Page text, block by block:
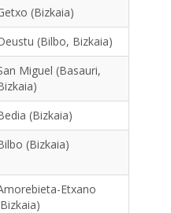
(Bizkaia)
(Bilbo, Bizkaia)
Miguel (Basauri,
(Bizkaia)
(Bizkaia)
Etxano